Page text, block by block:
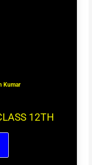
Kumar
12TH